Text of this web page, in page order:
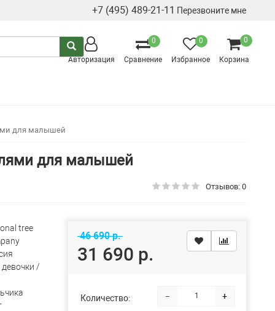
+7 (495) 489-21-11 Перезвоните мне
Авторизация
0
Сравнение
0
Избранное
0
Корзина
для малышей
для малышей
Отзывов: 0
tree
/
46 690 р.
31 690 р.
Количество: − +